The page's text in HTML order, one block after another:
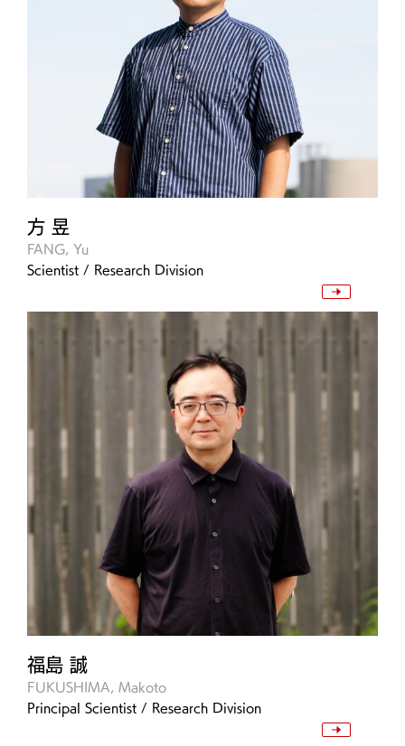
方 昱
FANG, Yu
Scientist / Research Division
福島 誠
FUKUSHIMA, Makoto
Principal Scientist / Research Division